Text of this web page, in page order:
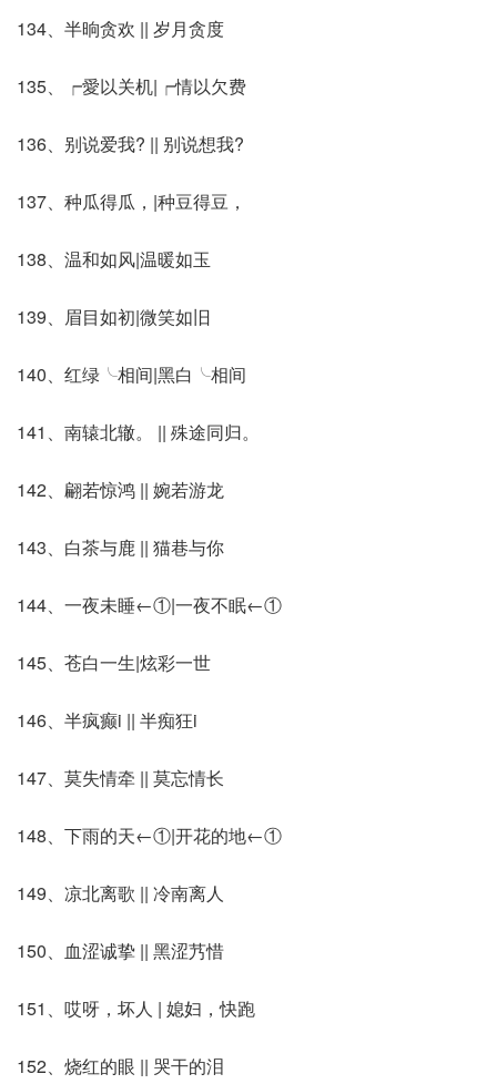
134、半晌贪欢 || 岁月贪度
135、┍愛以关机|┍情以欠费
136、别说爱我? || 别说想我?
137、种瓜得瓜，|种豆得豆，
138、温和如风|温暖如玉
139、眉目如初|微笑如旧
140、红绿╰相间|黑白╰相间
141、南辕北辙。 || 殊途同归。
142、翩若惊鸿 || 婉若游龙
143、白茶与鹿 || 猫巷与你
144、一夜未睡←①|一夜不眠←①
145、苍白一生|炫彩一世
146、半疯癫i || 半痴狂i
147、莫失情牵 || 莫忘情长
148、下雨的天←①|开花的地←①
149、凉北离歌 || 冷南离人
150、血涩诚挚 || 黑涩艿惜
151、哎呀，坏人 | 媳妇，快跑
152、烧红的眼 || 哭干的泪